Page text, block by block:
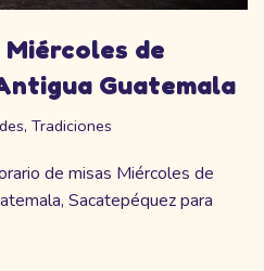
de
Guatemala
, Tradiciones
de misas Miércoles de
Sacatepéquez para